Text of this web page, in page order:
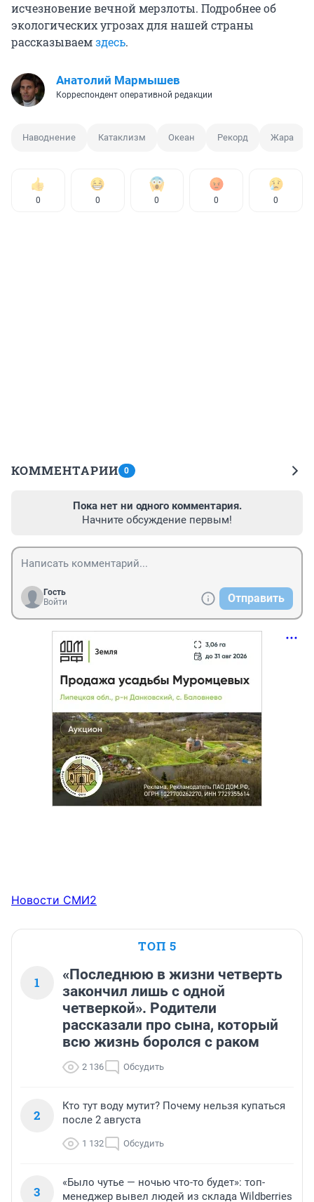
исчезновение вечной мерзлоты. Подробнее об
экологических угрозах для нашей страны
рассказываемздесь.
Анатолий Мармышев
Корреспондент оперативной редакции
Наводнение Катаклизм Океан Рекорд Жара
0 0 0 0 0
КОММЕНТАРИИ 0
Пока нет ни одного комментария.
Начните обсуждение первым!
Гость
Войти
Отправить
Новости СМИ2
ТОП 5
1
«Последнюю в жизни четверть
закончил лишь с одной
четверкой». Родители
рассказали про сына, который
всю жизнь боролся с раком
2 136 Обсудить
2
Кто тут воду мутит? Почему нельзя купаться
после 2 августа
1 132 Обсудить
3
«Было чутье — ночью что-то будет»: топ-
менеджер вывел людей из склада Wildberries